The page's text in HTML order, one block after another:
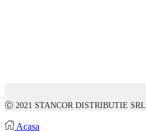
Ⓒ 2021 STANCOR DISTRIBUTIE SRL
Acasa